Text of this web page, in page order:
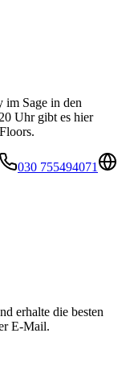
im Sage in den
Uhr gibt es hier
030 755494071
erhalte die besten
E-Mail.